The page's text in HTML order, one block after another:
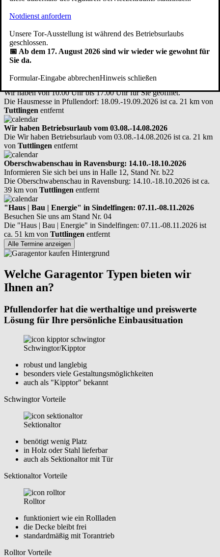
Ausstellungen - Infotage
Besuchen Sie unsere Ausstellung in unserem Produktionswerk in
Wir haben von 10.00 Uhr bis 17.00 Uhr für Sie geöffnet.
Die Hausmesse in Pfullendorf: 18.09.-19.09.2026 ist ca. 21 km von
Tuttlingen entfernt
Wir haben Betriebsurlaub vom 03.08.-14.08.2026
Die Wir haben Betriebsurlaub vom 03.08.-14.08.2026 ist ca. 21 km
von Tuttlingen entfernt
Oberschwabenschau in Ravensburg: 14.10.-18.10.2026
Informieren Sie sich bei uns in Halle 12, Stand Nr. b22
Die Oberschwabenschau in Ravensburg: 14.10.-18.10.2026 ist ca.
39 km von Tuttlingen entfernt
"Haus | Bau | Energie" in Sindelfingen: 07.11.-08.11.2026
Besuchen Sie uns am Stand Nr. 04
Die "Haus | Bau | Energie" in Sindelfingen: 07.11.-08.11.2026 ist
ca. 51 km von Tuttlingen entfernt
Alle Termine anzeigen
Welche Garagentor Typen bieten wir
Ihnen an?
Pfullendorfer hat die werthaltige und preiswerte
Lösung für Ihre persönliche Einbausituation
Schwingtor/Kipptor
robust und langlebig
besonders viele Gestaltungsmöglichkeiten
auch als "Kipptor" bekannt
Schwingtor Vorteile
Sektionaltor
benötigt wenig Platz
in Holz oder Stahl lieferbar
auch als Sektionaltor mit Tür
Sektionaltor Vorteile
Rolltor
funktioniert wie ein Rollladen
die Decke bleibt frei
standardmäßig mit Torantrieb
Rolltor Vorteile
Notdienst anfordern
Unsere Tor-Ausstellung ist während des Betriebsurlaubs
geschlossen.
📅 Ab dem 17. August 2026 sind wir wieder wie gewohnt für
Sie da.
Formular-Eingabe abbrechenHinweis schließen